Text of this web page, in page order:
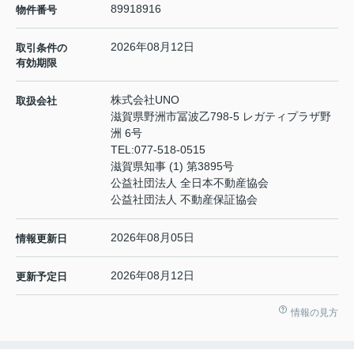
物件番号 89918916
取引条件の
有効期限
2026年08月12日
取扱会社
株式会社UNO
滋賀県野洲市冨波乙798-5 レガティプラザ野
洲 6号
TEL:077-518-0515
滋賀県知事 (1) 第3895号
公益社団法人 全日本不動産協会
公益社団法人 不動産保証協会
情報更新日 2026年08月05日
更新予定日 2026年08月12日
情報の見方